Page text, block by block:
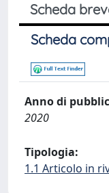
Scheda
Scheda
Anno di
2020
Tipologia:
1.1 Articolo in